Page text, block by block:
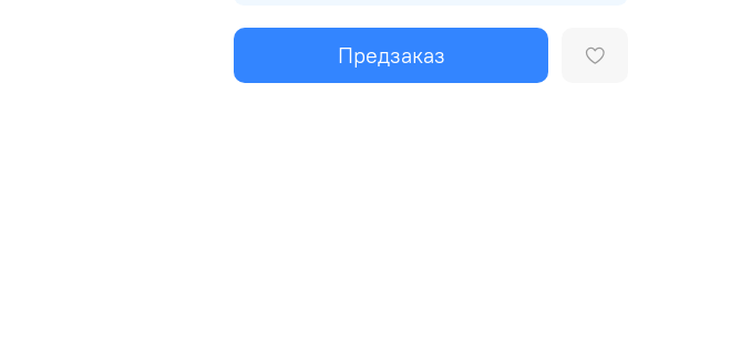
Предзаказ